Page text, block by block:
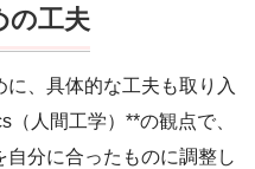
の工夫
、具体的な工夫も取り入
人間工学）**の観点で、
分に合ったものに調整し